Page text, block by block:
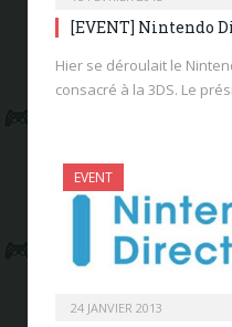
[EVENT] Nintendo
Hier se déroulait le
consacré à la 3DS. Le
EVENT
24 JANVIER 2013